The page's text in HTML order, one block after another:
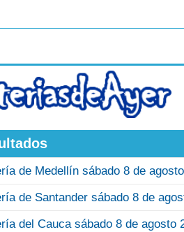
de Medellín sábado 8 de
de Santander sábado 8 de
del Cauca sábado 8 de agosto